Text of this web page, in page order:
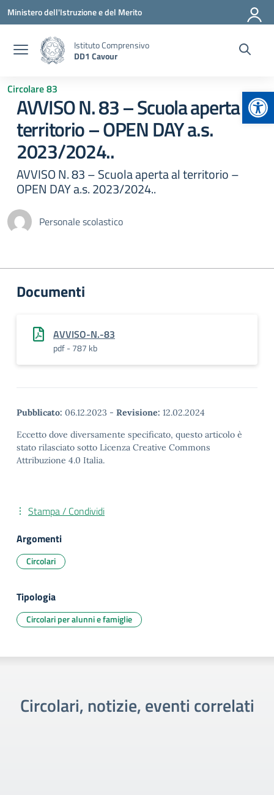
Vai ai contenuti
Vai al menu di navigazione
Vai al footer
Ministero dell'Istruzione e del Merito
Istituto Comprensivo
DD1 Cavour
Circolare 83
AVVISO N. 83 – Scuola aperta al
territorio – OPEN DAY a.s.
2023/2024..
AVVISO N. 83 – Scuola aperta al territorio –
OPEN DAY a.s. 2023/2024..
Personale scolastico
Documenti
AVVISO-N.-83
pdf - 787 kb
Pubblicato: 06.12.2023 - Revisione: 12.02.2024
Eccetto dove diversamente specificato, questo articolo è
stato rilasciato sotto Licenza Creative Commons
Attribuzione 4.0 Italia.
Stampa / Condividi
Argomenti
Circolari
Tipologia
Circolari per alunni e famiglie
Circolari, notizie, eventi correlati